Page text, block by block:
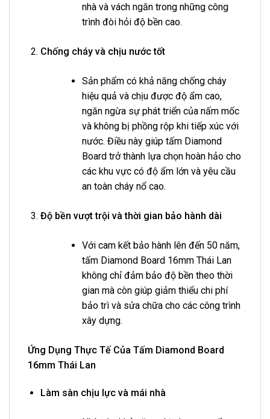
nhà và vách ngăn trong những công
trình đòi hỏi độ bền cao.
Chống cháy và chịu nước tốt
Sản phẩm có khả năng chống cháy
hiệu quả và chịu được độ ẩm cao,
ngăn ngừa sự phát triển của nấm mốc
và không bị phồng rộp khi tiếp xúc với
nước. Điều này giúp tấm Diamond
Board trở thành lựa chọn hoàn hảo cho
các khu vực có độ ẩm lớn và yêu cầu
an toàn cháy nổ cao.
Độ bền vượt trội và thời gian bảo hành dài
Với cam kết bảo hành lên đến 50 năm,
tấm Diamond Board 16mm Thái Lan
không chỉ đảm bảo độ bền theo thời
gian mà còn giúp giảm thiểu chi phí
bảo trì và sửa chữa cho các công trình
xây dựng.
Ứng Dụng Thực Tế Của Tấm Diamond Board
16mm Thái Lan
Làm sàn chịu lực và mái nhà